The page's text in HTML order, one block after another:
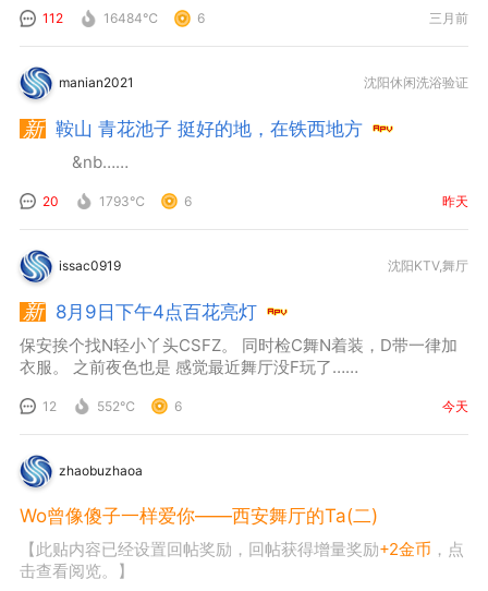
112 16484℃ 6 三月前
manian2021 沈阳休闲洗浴验证
鞍山 青花池子 挺好的地，在铁西地方
&nb……
20 1793℃ 6 昨天
issac0919 沈阳KTV,舞厅
8月9日下午4点百花亮灯
保安挨个找N轻小丫头CSFZ。 同时检C舞N着装，D带一律加
衣服。 之前夜色也是 感觉最近舞厅没F玩了……
12 552℃ 6 今天
zhaobuzhaoa
Wo曾像傻子一样爱你——西安舞厅的Ta(二)
【此贴内容已经设置回帖奖励，回帖获得增量奖励+2金币 ，点
击查看阅览。】